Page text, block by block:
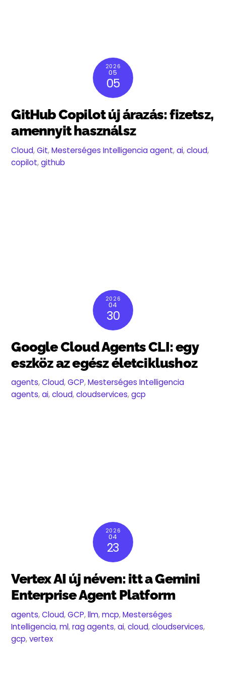
2026
05
05
GitHub Copilot új árazás: fizetsz,
amennyit használsz
Cloud,Git,Mesterséges Intelligencia agent,ai,cloud,
copilot,github
2026
04
30
Google Cloud Agents CLI: egy
eszköz az egész életciklushoz
agents,Cloud,GCP,Mesterséges Intelligencia
agents,ai,cloud,cloudservices,gcp
2026
04
23
Vertex AI új néven: itt a Gemini
Enterprise Agent Platform
agents,Cloud,GCP,llm,mcp,Mesterséges
Intelligencia,ml,rag agents,ai,cloud,cloudservices,
gcp,vertex